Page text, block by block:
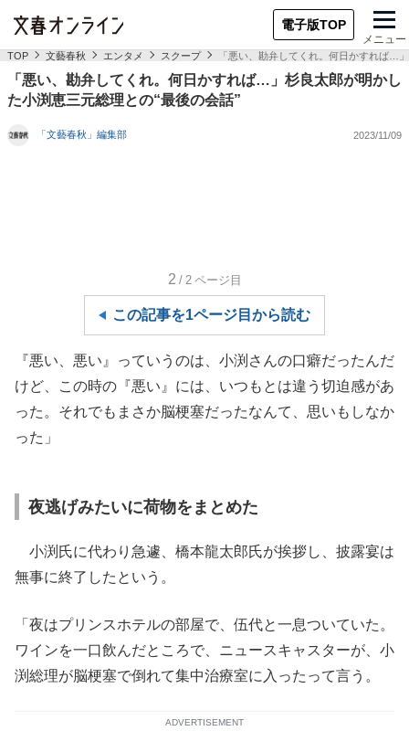
電子版TOP
メニュー
TOP 文藝春秋 エンタメ スクープ 「悪い、勘弁してくれ。何日かすれば…
「悪い、勘弁してくれ。何日かすれば…」杉良太郎が明かし
た小渕恵三元総理との“最後の会話”
「文藝春秋」編集部 2023/11/09
2 /2 ページ目
この記事を1ページ目から読む
『悪い、悪い』っていうのは、小渕さんの口癖だったんだ
けど、この時の『悪い』には、いつもとは違う切迫感があ
った。それでもまさか脳梗塞だったなんて、思いもしなか
った」
夜逃げみたいに荷物をまとめた
小渕氏に代わり急遽、橋本龍太郎氏が挨拶し、披露宴は
無事に終了したという。
「夜はプリンスホテルの部屋で、伍代と一息ついていた。
ワインを一口飲んだところで、ニュースキャスターが、小
渕総理が脳梗塞で倒れて集中治療室に入ったって言う。
ADVERTISEMENT